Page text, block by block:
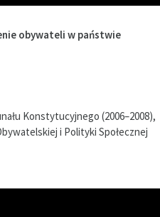
obywateli w państwie
Konstytucyjnego (2006–2008),
i Polityki Społecznej